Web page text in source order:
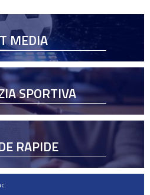
MEDIA
SPORTIVA
RAPIDE